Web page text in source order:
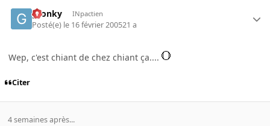
gronky INpactien
Posté(e) le 16 février 200521 a
Wep, c'est chiant de chez chiant ça....
Citer
4 semaines après...